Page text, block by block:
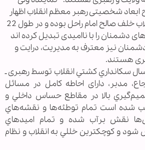
ابعاد شخصیتی رهبر معظم انقلاب اظهار
داشت: رهبر فرزانه انقلاب خلف صالح امام راحل بوده و در طول 22
دشمنان را با ناامیدی تبدیل کرده اند
نیز معترف به مدیریت، درایت و
هستند.
افزود: در طول 22 سال سكانداري كشتي انقلاب توسط رهبری ـ
مدبر، دارای احاطه كامل در مسائل
بالا در مقاطع حساس داخلي و
شده است تمام توطئه‌ها و نقشه‌هاي
نقش برآب شده و تمام اميدهاي
و کوچکترین خللي به انقلاب و نظام